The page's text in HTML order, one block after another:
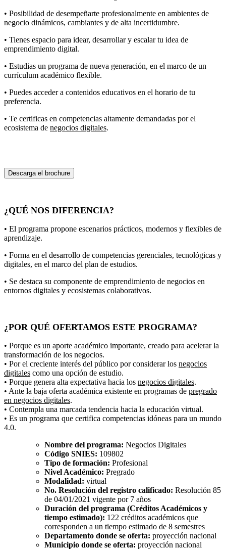
• Posibilidad de desempeñarte profesionalmente en ambientes de
negocio dinámicos, cambiantes y de alta incertidumbre.
• Tienes espacio para idear, desarrollar y escalar tu idea de
emprendimiento digital.
• Estudias un programa de nueva generación, en el marco de un
currículum académico flexible.
• Puedes acceder a contenidos educativos en el horario de tu
preferencia.
• Te certificas en competencias altamente demandadas por el
ecosistema de negocios digitales.
Descarga el brochure
¿QUÉ NOS DIFERENCIA?
• El programa propone escenarios prácticos, modernos y flexibles de
aprendizaje.
• Forma en el desarrollo de competencias gerenciales, tecnológicas y
digitales, en el marco del plan de estudios.
• Se destaca su componente de emprendimiento de negocios en
entornos digitales y ecosistemas colaborativos.
¿POR QUÉ OFERTAMOS ESTE PROGRAMA?
• Porque es un aporte académico importante, creado para acelerar la
transformación de los negocios.
• Por el creciente interés del público por considerar los negocios
digitales como una opción de estudio.
• Porque genera alta expectativa hacia los negocios digitales.
• Ante la baja oferta académica existente en programas de pregrado
en negocios digitales.
• Contempla una marcada tendencia hacia la educación virtual.
• Es un programa que certifica competencias idóneas para un mundo
4.0.
Nombre del programa: Negocios Digitales
Código SNIES: 109802
Tipo de formación: Profesional
Nivel Académico: Pregrado
Modalidad: virtual
No. Resolución del registro calificado: Resolución 85
de 04/01/2021 vigente por 7 años
Duración del programa (Créditos Académicos y
tiempo estimado): 122 créditos académicos que
corresponden a un tiempo estimado de 8 semestres
Departamento donde se oferta: proyección nacional
Municipio donde se oferta: proyección nacional